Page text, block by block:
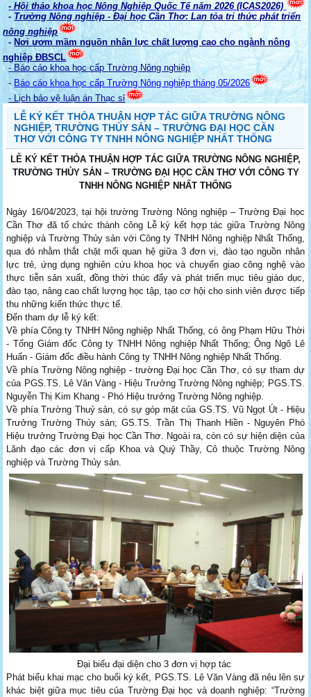
- Hội thảo khoa học Nông Nghiệp Quốc Tế năm 2026 (ICAS2026)
- Trường Nông nghiệp - Đại học Cần Thơ: Lan tỏa tri thức phát triển
nông nghiệp
- Nơi ươm mầm nguồn nhân lực chất lượng cao cho ngành nông
nghiệp ĐBSCL
- Báo cáo khoa học cấp Trường Nông nghiệp
- Báo cáo khoa học cấp Trường Nông nghiệp tháng 05/2026
- Lịch bảo vệ luận án Thạc sỉ
LỄ KÝ KẾT THỎA THUẬN HỢP TÁC GIỮA TRƯỜNG NÔNG
NGHIỆP, TRƯỜNG THỦY SẢN – TRƯỜNG ĐẠI HỌC CẦN
THƠ VỚI CÔNG TY TNHH NÔNG NGHIỆP NHẤT THỐNG
LỄ KÝ KẾT THỎA THUẬN HỢP TÁC GIỮA TRƯỜNG NÔNG NGHIỆP,
TRƯỜNG THỦY SẢN – TRƯỜNG ĐẠI HỌC CẦN THƠ VỚI CÔNG TY
TNHH NÔNG NGHIỆP NHẤT THỐNG
Ngày 16/04/2023, tại hội trường Trường Nông nghiệp – Trường Đại học
Cần Thơ đã tổ chức thành công Lễ ký kết hợp tác giữa Trường Nông
nghiệp và Trường Thủy sản với Công ty TNHH Nông nghiệp Nhất Thống,
qua đó nhằm thắt chặt mối quan hệ giữa 3 đơn vị, đào tạo nguồn nhân
lực trẻ, ứng dụng nghiên cứu khoa học và chuyển giao công nghệ vào
thực tiễn sản xuất, đồng thời thúc đẩy và phát triển mục tiêu giáo dục,
đào tạo, nâng cao chất lượng học tập, tạo cơ hội cho sinh viên được tiếp
thu những kiến thức thực tế.
Đến tham dự lễ ký kết:
Về phía Công ty TNHH Nông nghiệp Nhất Thống, có ông Phạm Hữu Thời
- Tổng Giám đốc Công ty TNHH Nông nghiệp Nhất Thống; Ông Ngô Lê
Huấn - Giám đốc điều hành Công ty TNHH Nông nghiệp Nhất Thống.
Về phía Trường Nông nghiệp - trường Đại học Cần Thơ, có sự tham dự
của PGS.TS. Lê Văn Vàng - Hiệu Trưởng Trường Nông nghiệp; PGS.TS.
Nguyễn Thị Kim Khang - Phó Hiệu trưởng Trường Nông nghiệp.
Về phía Trường Thuỷ sản, có sự góp mặt của GS.TS. Vũ Ngọt Út - Hiệu
Trưởng Trường Thủy sản; GS.TS. Trần Thị Thanh Hiền - Nguyên Phó
Hiệu trưởng Trường Đại học Cần Thơ. Ngoài ra, còn có sự hiện diện của
Lãnh đạo các đơn vị cấp Khoa và Quý Thầy, Cô thuộc Trường Nông
nghiệp và Trường Thủy sản.
Đại biểu đại diện cho 3 đơn vị hợp tác
Phát biểu khai mạc cho buổi ký kết, PGS.TS. Lê Văn Vàng đã nêu lên sự
khác biệt giữa mục tiêu của Trường Đại học và doanh nghiệp: “Trường